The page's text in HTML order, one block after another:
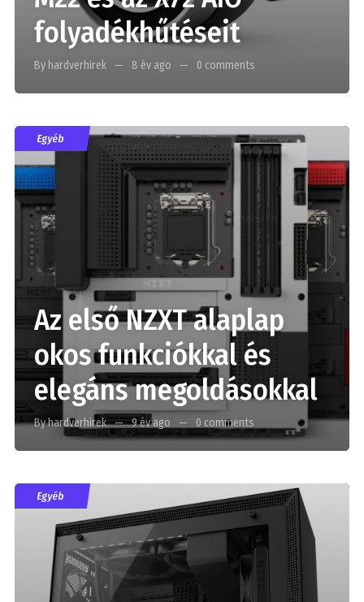
folyadékhűtéseit
By hardverhirek 8 év ago 0 comments
Egyéb
Az első NZXT alaplap
okos funkciókkal és
elegáns megoldásokkal
By hardverhirek 9 év ago 0 comments
Egyéb